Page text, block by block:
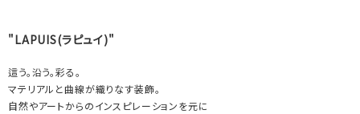
"LAPUIS(ラピュイ)"
這う。沿う。彩る。
マテリアルと曲線が織りなす装飾。
自然やアートからのインスピレーションを元に